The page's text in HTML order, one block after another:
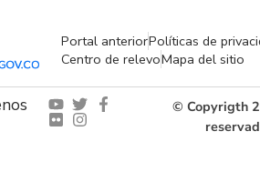
Portal anteriorPolíticas de
Centro de relevoMapa del sitio
© Copyrigth